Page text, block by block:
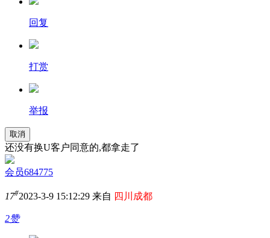
回复
打赏
举报
取消
还没有换U客户同意的,都拿走了
会员684775
17#2023-3-9 15:12:29 来自 四川成都
2赞